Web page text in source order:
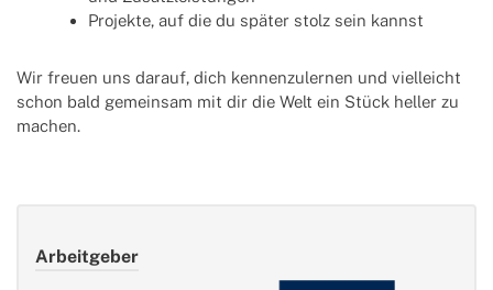
Projekte, auf die du später stolz sein kannst
Wir freuen uns darauf, dich kennenzulernen und vielleicht
schon bald gemeinsam mit dir die Welt ein Stück heller zu
machen.
Arbeitgeber